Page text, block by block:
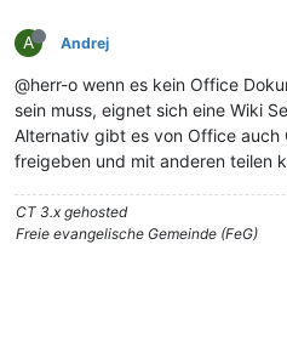
A Andrej
@herr-o wenn es kein Office
sein muss, eignet sich eine Wiki
Alternativ gibt es von Office auch
freigeben und mit anderen teilen
CT 3.x gehosted
Freie evangelische Gemeinde (FeG)